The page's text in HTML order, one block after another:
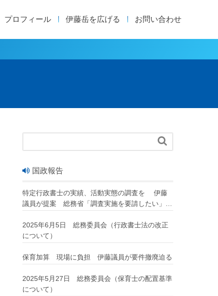
プロフィール 伊藤岳を広げる お問い合わせ

国政報告
特定行政書士の実績、活動実態の調査を 伊藤
議員が提案 総務省「調査実施を要請したい」
2025年6月5日 総務委員会（行政書士法の改正
について）
保育加算 現場に負担 伊藤議員が要件撤廃迫る
2025年5月27日 総務委員会（保育士の配置基準
について）